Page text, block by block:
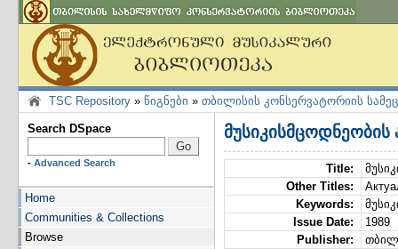
TSC Repository » წიგნები » თბილისის კონსერვატორიის
Search DSpace
- Advanced Search
Home
Communities & Collections
Browse
Title:
Other Titles:
Keywords:
Issue Date:
1989
Publisher: